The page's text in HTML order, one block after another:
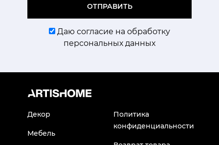
ОТПРАВИТЬ
Даю согласие на обработку
персональных данных
Декор
Мебель
Политика
конфиденциальности